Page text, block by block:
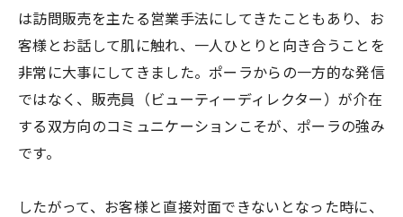
は訪問販売を主たる営業手法にしてきたこともあり、お
客様とお話して肌に触れ、一人ひとりと向き合うことを
非常に大事にしてきました。ポーラからの一方的な発信
ではなく、販売員（ビューティーディレクター）が介在
する双方向のコミュニケーションこそが、ポーラの強み
です。
したがって、お客様と直接対面できないとなった時に、